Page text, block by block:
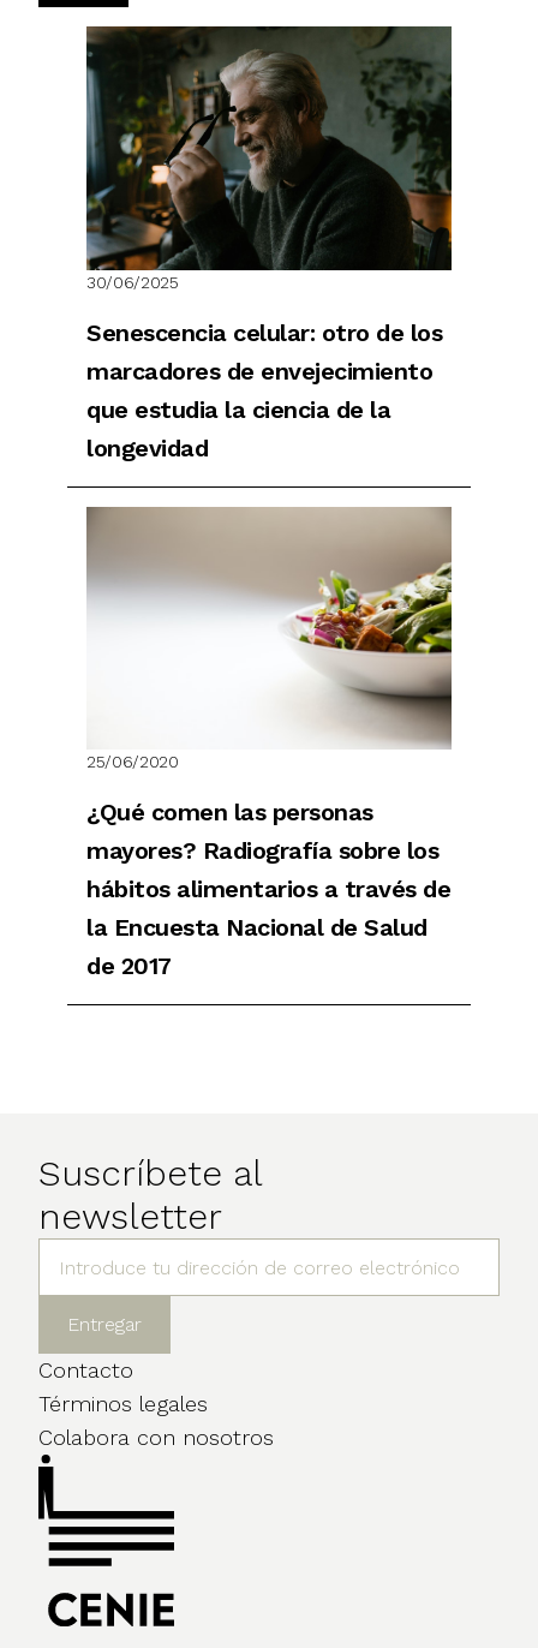
30/06/2025
Senescencia celular: otro de los
marcadores de envejecimiento
que estudia la ciencia de la
longevidad
25/06/2020
¿Qué comen las personas
mayores? Radiografía sobre los
hábitos alimentarios a través de
la Encuesta Nacional de Salud
de 2017
Suscríbete al
newsletter
Contacto
Términos legales
Colabora con nosotros